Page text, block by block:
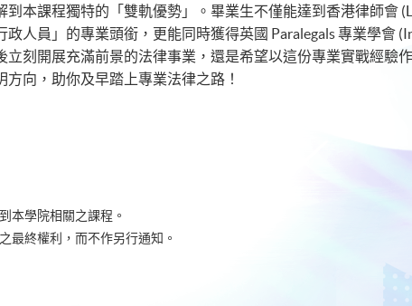
本課程獨特的「雙軌優勢」。畢業生不僅能達到香港律師會
人員」的專業頭銜，更能同時獲得英國 Paralegals 專業學會
立刻開展充滿前景的法律事業，還是希望以這份專業實戰經驗
向，助你及早踏上專業法律之路！
本學院相關之課程。
最終權利，而不作另行通知。